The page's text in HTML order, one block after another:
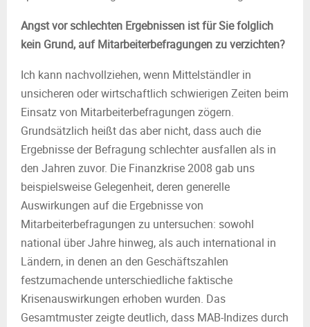
Angst vor schlechten Ergebnissen ist für Sie folglich
kein Grund, auf Mitarbeiterbefragungen zu verzichten?
Ich kann nachvollziehen, wenn Mittelständler in
unsicheren oder wirtschaftlich schwierigen Zeiten beim
Einsatz von Mitarbeiterbefragungen zögern.
Grundsätzlich heißt das aber nicht, dass auch die
Ergebnisse der Befragung schlechter ausfallen als in
den Jahren zuvor. Die Finanzkrise 2008 gab uns
beispielsweise Gelegenheit, deren generelle
Auswirkungen auf die Ergebnisse von
Mitarbeiterbefragungen zu untersuchen: sowohl
national über Jahre hinweg, als auch international in
Ländern, in denen an den Geschäftszahlen
festzumachende unterschiedliche faktische
Krisenauswirkungen erhoben wurden. Das
Gesamtmuster zeigte deutlich, dass MAB-Indizes durch